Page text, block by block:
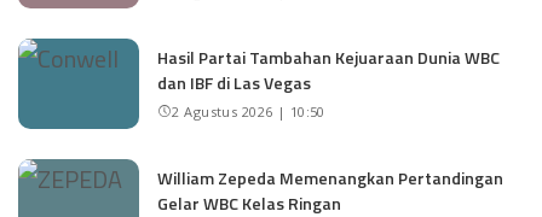
Hasil Partai Tambahan Kejuaraan Dunia WBC
dan IBF di Las Vegas
2 Agustus 2026 | 10:50
William Zepeda Memenangkan Pertandingan
Gelar WBC Kelas Ringan